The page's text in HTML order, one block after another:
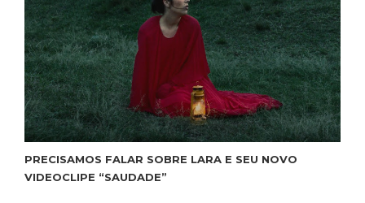
PRECISAMOS FALAR SOBRE LARA E SEU NOVO
VIDEOCLIPE “SAUDADE”